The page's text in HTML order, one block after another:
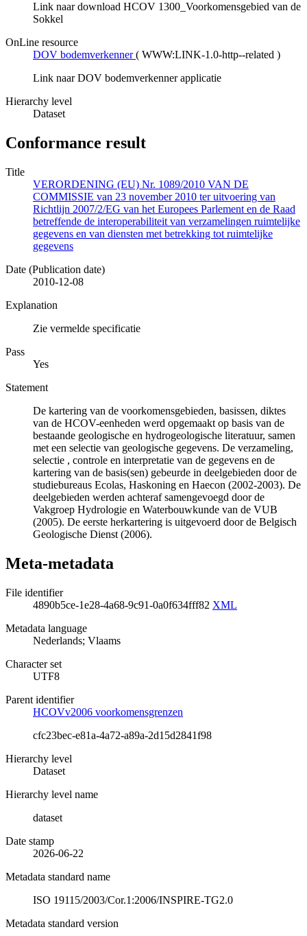
Link naar download HCOV 1300_Voorkomensgebied van de
Sokkel
OnLine resource
DOV bodemverkenner ( WWW:LINK-1.0-http--related )
Link naar DOV bodemverkenner applicatie
Hierarchy level
Dataset
Conformance result
Title
VERORDENING (EU) Nr. 1089/2010 VAN DE
COMMISSIE van 23 november 2010 ter uitvoering van
Richtlijn 2007/2/EG van het Europees Parlement en de Raad
betreffende de interoperabiliteit van verzamelingen ruimtelijke
gegevens en van diensten met betrekking tot ruimtelijke
gegevens
Date (Publication date)
2010-12-08
Explanation
Zie vermelde specificatie
Pass
Yes
Statement
De kartering van de voorkomensgebieden, basissen, diktes
van de HCOV-eenheden werd opgemaakt op basis van de
bestaande geologische en hydrogeologische literatuur, samen
met een selectie van geologische gegevens. De verzameling,
selectie , controle en interpretatie van de gegevens en de
kartering van de basis(sen) gebeurde in deelgebieden door de
studiebureaus Ecolas, Haskoning en Haecon (2002-2003). De
deelgebieden werden achteraf samengevoegd door de
Vakgroep Hydrologie en Waterbouwkunde van de VUB
(2005). De eerste herkartering is uitgevoerd door de Belgisch
Geologische Dienst (2006).
Meta-metadata
File identifier
4890b5ce-1e28-4a68-9c91-0a0f634fff82 XML
Metadata language
Nederlands; Vlaams
Character set
UTF8
Parent identifier
HCOVv2006 voorkomensgrenzen
cfc23bec-e81a-4a72-a89a-2d15d2841f98
Hierarchy level
Dataset
Hierarchy level name
dataset
Date stamp
2026-06-22
Metadata standard name
ISO 19115/2003/Cor.1:2006/INSPIRE-TG2.0
Metadata standard version